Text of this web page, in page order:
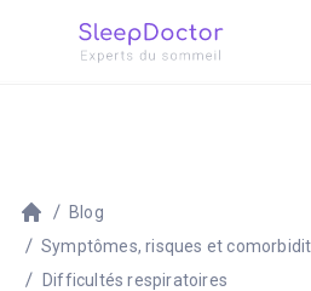
Blog
Symptômes, risques et
Difficultés respiratoires